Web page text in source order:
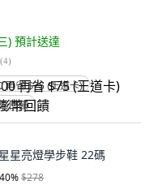
) 預計送達
(4)
再省 $75 (王道卡)
回饋
星亮燈學步鞋 22碼
40%$278